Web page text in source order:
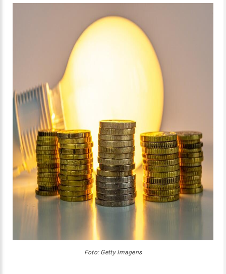
Foto: Getty Imagens